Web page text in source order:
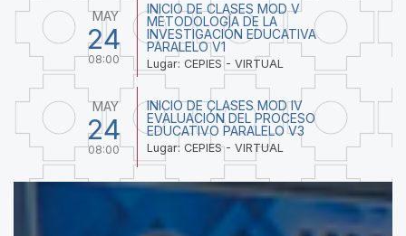
MAY
24
08:00
INICIO DE CLASES MOD V
METODOLOGÍA DE LA
INVESTIGACIÓN EDUCATIVA
PARALELO V1
Lugar: CEPIES - VIRTUAL
MAY
24
08:00
INICIO DE CLASES MOD IV
EVALUACIÓN DEL PROCESO
EDUCATIVO PARALELO V3
Lugar: CEPIES - VIRTUAL